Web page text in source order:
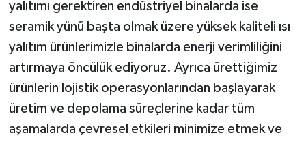
yalıtımı gerektiren endüstriyel binalarda ise
seramik yünü başta olmak üzere yüksek kaliteli ısı
yalıtım ürünlerimizle binalarda enerji verimliliğini
artırmaya öncülük ediyoruz. Ayrıca ürettiğimiz
ürünlerin lojistik operasyonlarından başlayarak
üretim ve depolama süreçlerine kadar tüm
aşamalarda çevresel etkileri minimize etmek ve